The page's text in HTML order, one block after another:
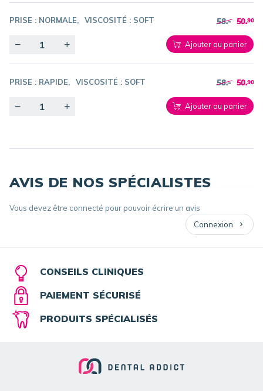
PRISE : NORMALE VISCOSITÉ : SOFT 58.- 50.90
Quantity Ajouter au panier
PRISE : RAPIDE VISCOSITÉ : SOFT 58.- 50.90
Quantity Ajouter au panier
AVIS DE NOS SPÉCIALISTES
Vous devez être connecté pour pouvoir écrire un avis
Connexion
CONSEILS CLINIQUES
PAIEMENT SÉCURISÉ
PRODUITS SPÉCIALISÉS